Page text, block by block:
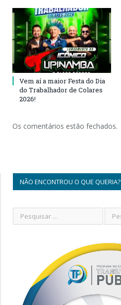
Vem aí a maior Festa do Dia
do Trabalhador de Colares
2026!
Os comentários estão fechados.
NÃO ENCONTROU O QUE QUERIA?